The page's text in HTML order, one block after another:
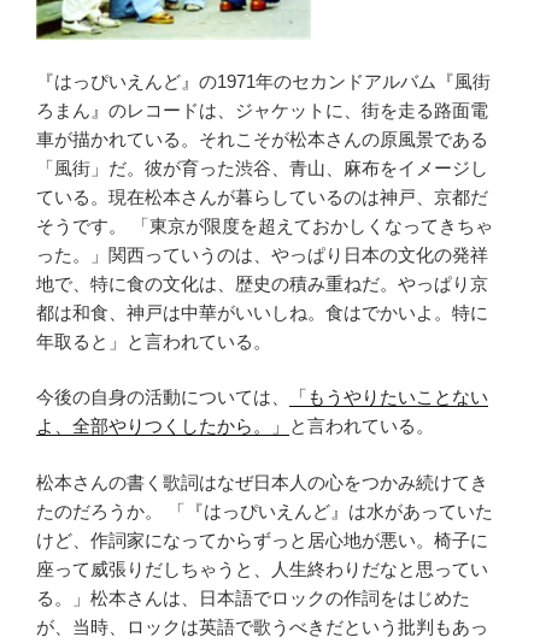
『はっぴいえんど』の1971年のセカンドアルバム『風街
ろまん』のレコードは、ジャケットに、街を走る路面電
車が描かれている。それこそが松本さんの原風景である
「風街」だ。彼が育った渋谷、青山、麻布をイメージし
ている。現在松本さんが暮らしているのは神戸、京都だ
そうです。 「東京が限度を超えておかしくなってきちゃ
った。」関西っていうのは、やっぱり日本の文化の発祥
地で、特に食の文化は、歴史の積み重ねだ。やっぱり京
都は和食、神戸は中華がいいしね。食はでかいよ。特に
年取ると」と言われている。
今後の自身の活動については、
「もうやりたいことない
よ、全部やりつくしたから。」
と言われている。
松本さんの書く歌詞はなぜ日本人の心をつかみ続けてき
たのだろうか。 「『はっぴいえんど』は水があっていた
けど、作詞家になってからずっと居心地が悪い。椅子に
座って威張りだしちゃうと、人生終わりだなと思ってい
る。」松本さんは、日本語でロックの作詞をはじめた
が、当時、ロックは英語で歌うべきだという批判もあっ